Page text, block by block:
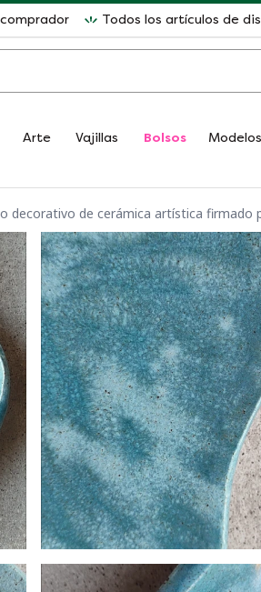
Todos los artículos de
Arte Vajillas Bolsos
decorativo de cerámica artística firmado